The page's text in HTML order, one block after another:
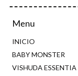
Menu
INICIO
BABY MONSTER
VISHUDA ESSENTIA